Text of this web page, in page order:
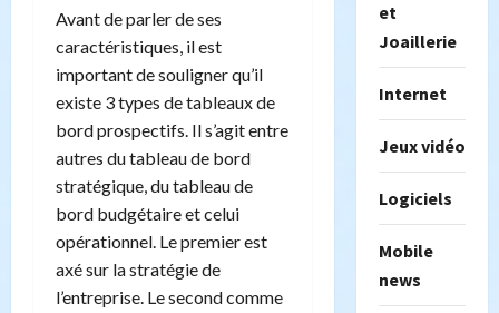
Avant de parler de ses
caractéristiques, il est
important de souligner qu’il
existe 3 types de tableaux de
bord prospectifs. Il s’agit entre
autres du tableau de bord
stratégique, du tableau de
bord budgétaire et celui
opérationnel. Le premier est
axé sur la stratégie de
l’entreprise. Le second comme
et
Joaillerie
Internet
Jeux vidéo
Logiciels
Mobile
news